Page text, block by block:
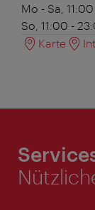
Mo - Sa,
So, 11:00 -
Karte